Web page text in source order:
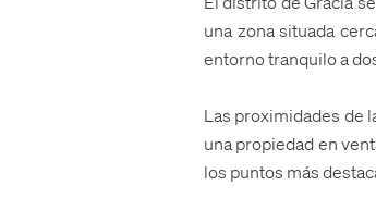
una zona situada
entorno tranquilo a
Las proximidades de
una propiedad en
los puntos más